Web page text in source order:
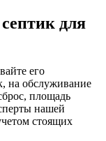
для
его
на обслуживание
площадь
нашей
стоящих